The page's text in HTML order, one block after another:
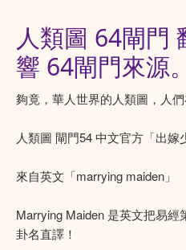
人類圖 64閘門
響 64閘門來源。
夠竟，華人世界的人類圖，人
人類圖 閘門54 中文官方「出嫁
來自英文「marrying maiden」
Marrying Maiden 是英文把易經
卦名直譯！